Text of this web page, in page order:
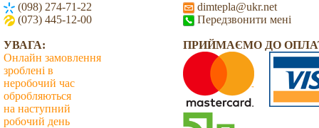
(098) 274-71-22
(073) 445-12-00
dimtepla@ukr.net
Передзвонити мені
УВАГА:
Онлайн замовлення
зроблені в
неробочий час
обробляються
на наступний
робочий день
ПРИЙМАЄМО ДО